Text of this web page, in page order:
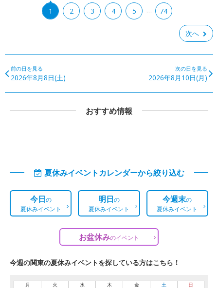
1 2 3 4 5 … 74
次へ
前の日を見る
2026年8月8日(土)
次の日を見る
2026年8月10日(月)
おすすめ情報
夏休みイベントカレンダーから絞り込む
今日の
夏休みイベント
明日の
夏休みイベント
今週末の
夏休みイベント
お盆休みのイベント
今週の関東の夏休みイベントを探している方はこちら！
月 火 水 木 金 土 日